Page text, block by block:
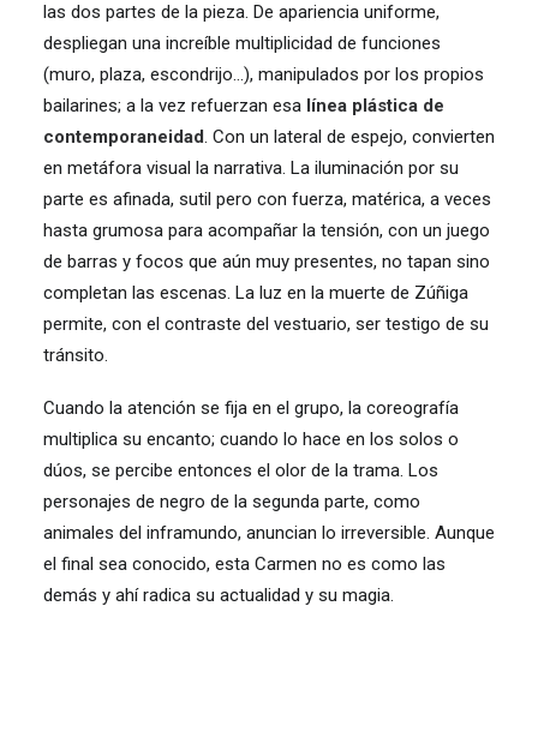
las dos partes de la pieza. De apariencia uniforme,
despliegan una increíble multiplicidad de funciones
(muro, plaza, escondrijo…), manipulados por los propios
bailarines; a la vez refuerzan esa línea plástica de
contemporaneidad. Con un lateral de espejo, convierten
en metáfora visual la narrativa. La iluminación por su
parte es afinada, sutil pero con fuerza, matérica, a veces
hasta grumosa para acompañar la tensión, con un juego
de barras y focos que aún muy presentes, no tapan sino
completan las escenas. La luz en la muerte de Zúñiga
permite, con el contraste del vestuario, ser testigo de su
tránsito.
Cuando la atención se fija en el grupo, la coreografía
multiplica su encanto; cuando lo hace en los solos o
dúos, se percibe entonces el olor de la trama. Los
personajes de negro de la segunda parte, como
animales del inframundo, anuncian lo irreversible. Aunque
el final sea conocido, esta Carmen no es como las
demás y ahí radica su actualidad y su magia.